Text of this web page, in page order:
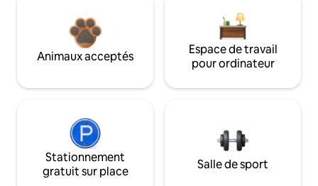
Animaux acceptés
Espace de travail
pour ordinateur
Stationnement
gratuit sur place
Salle de sport